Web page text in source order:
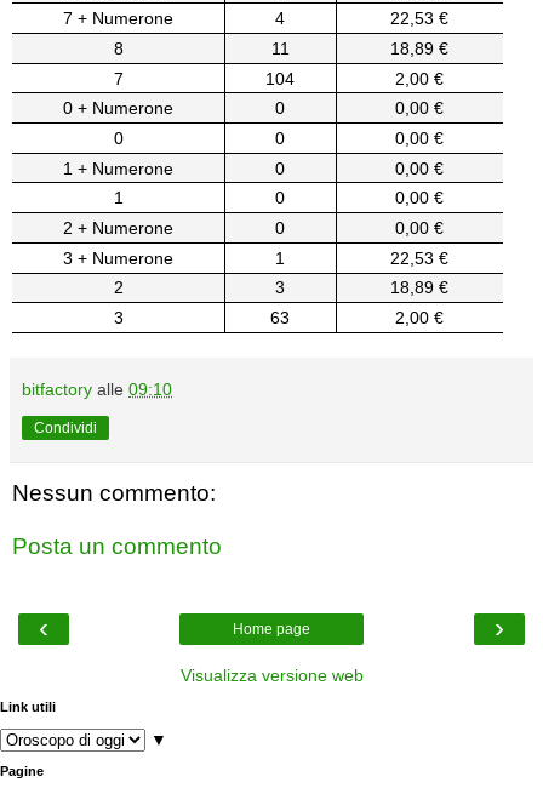
7 + Numerone
4
22,53 €
8
11
18,89 €
7
104
2,00 €
0 + Numerone
0
0,00 €
0
0
0,00 €
1 + Numerone
0
0,00 €
1
0
0,00 €
2 + Numerone
0
0,00 €
3 + Numerone
1
22,53 €
2
3
18,89 €
3
63 2,00 €
bitfactory alle 09:10
Condividi
Nessun commento:
Posta un commento
‹ ›
Home page
Visualizza versione web
Link utili
▼
Pagine